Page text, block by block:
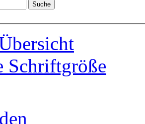
Schriftgröße